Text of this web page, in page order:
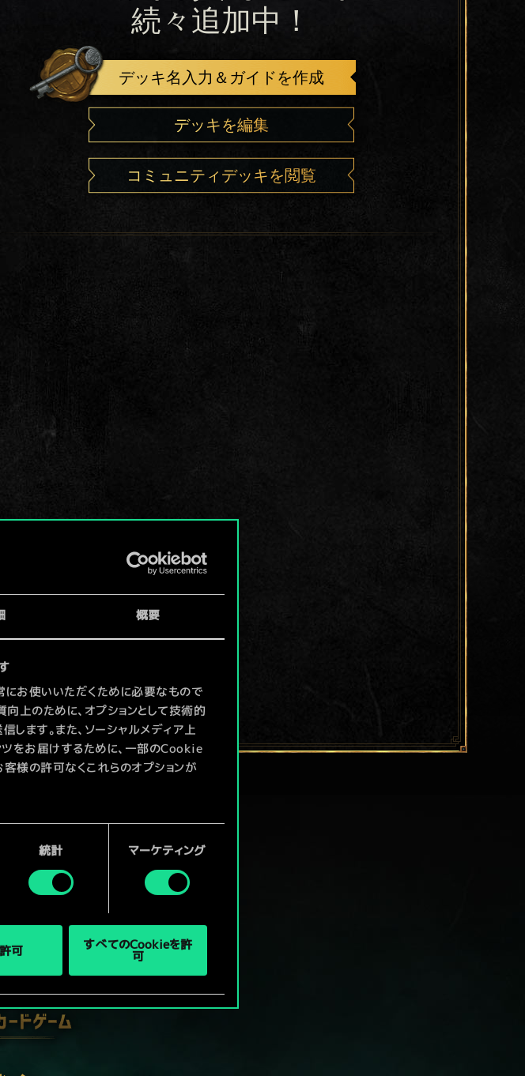
概要
お使いいただくために必要なもので
上のために、オプションとして技術的
します。また、ソーシャルメディア上
をお届けするために、一部のCookie
様の許可なくこれらのオプションが
に関する詳細は、下記の「設定」メニ
統計 マーケティング
可 すべてのCookieを許
可
続々追加中！
デッキ名入力＆ガイドを作成
デッキを編集
コミュニティデッキを閲覧